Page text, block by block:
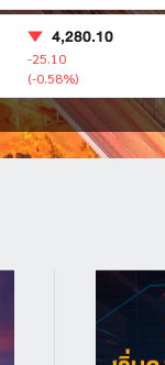
4,280.10
-25.10
(-0.58%)